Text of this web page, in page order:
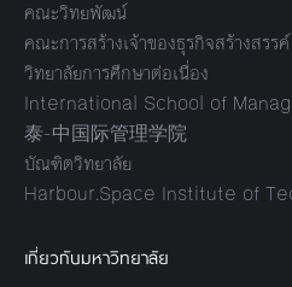
คณะวิทยพัฒน์
คณะการสร้างเจ้าของธุรกิจสร้างสรรค์
วิทยาลัยการศึกษาต่อเนื่อง
International School of
泰-中国际管理学院
บัณฑิตวิทยาลัย
Harbour.Space Institute of
เกี่ยวกับมหาวิทยาลัย